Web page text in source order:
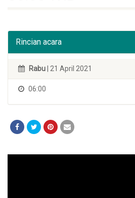
Rincian acara
Rabu | 21 April 2021
06:00